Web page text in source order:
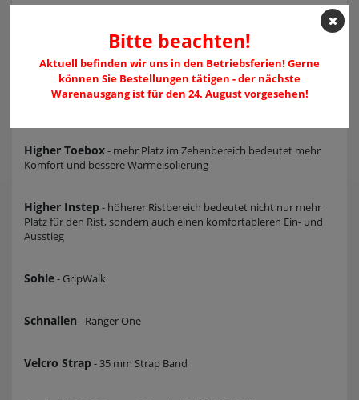
- komplett nahtlose Zunge, dadurch
entsteht keinerlei Reibung am Rist
Rapid Slide System- extrem weiches Material Im Ristbereich
der Schale sorgt gemeinsam mit dem Seamless Slider für einen
Higher Toebox- mehr Platz im Zehenbereich bedeutet mehr
Komfort und bessere Wärmeisolierung
Higher Instep - höherer Ristbereich bedeutet nicht nur mehr
Platz für den Rist, sondern auch einen komfortableren Ein- und
Ausstieg
Sohle- GripWalk
Schnallen - Ranger One
Velcro Strap - 35 mm Strap Band
Bitte beachten!
Aktuell befinden wir uns in den Betriebsferien! Gerne
können Sie Bestellungen tätigen - der nächste
Warenausgang ist für den 24. August vorgesehen!